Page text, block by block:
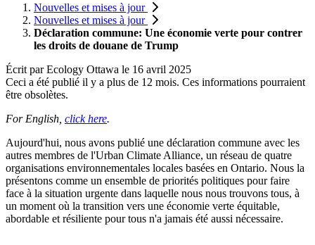
Nouvelles et mises à jour
Nouvelles et mises à jour
Déclaration commune: Une économie verte pour contrer
les droits de douane de Trump
Écrit parEcology Ottawa le 16 avril 2025
Ceci a été publié il y a plus de 12 mois. Ces informations pourraient
être obsolètes.
For English, click here.
Aujourd'hui, nous avons publié une déclaration commune avec les
autres membres de l'Urban Climate Alliance, un réseau de quatre
organisations environnementales locales basées en Ontario. Nous la
présentons comme un ensemble de priorités politiques pour faire
face à la situation urgente dans laquelle nous nous trouvons tous, à
un moment où la transition vers une économie verte équitable,
abordable et résiliente pour tous n'a jamais été aussi nécessaire.